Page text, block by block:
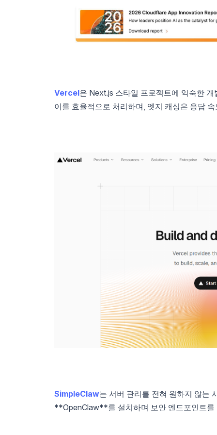
Vercel은 Next.js 스타일 프로젝트에 익숙한
이를 효율적으로 처리하며, 엣지 캐싱은 응답
SimpleClaw는 서버 관리를 전혀 원하지 않는
**OpenClaw**를 설치하며 보안 엔드포인트를